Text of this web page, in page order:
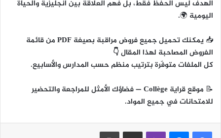
الهدف ليس الحفظ فقط، بلفهم العلاقة بين انجليزية والحياة
اليومية 🌍.
📥
يمكنك تحميل جميع فروض مراقبة بصيغة PDF من قائمة
الفروض المصاحبة لهذا المقال 👇
كل الملفات متوفّرة بترتيب منظم حسب المدارس والأسابيع.
📝 موقع قراية Collège
— فضاؤك الأمثل للمراجعة والتحضير
للامتحانات في جميع المواد.
مشاركة عبر البريد